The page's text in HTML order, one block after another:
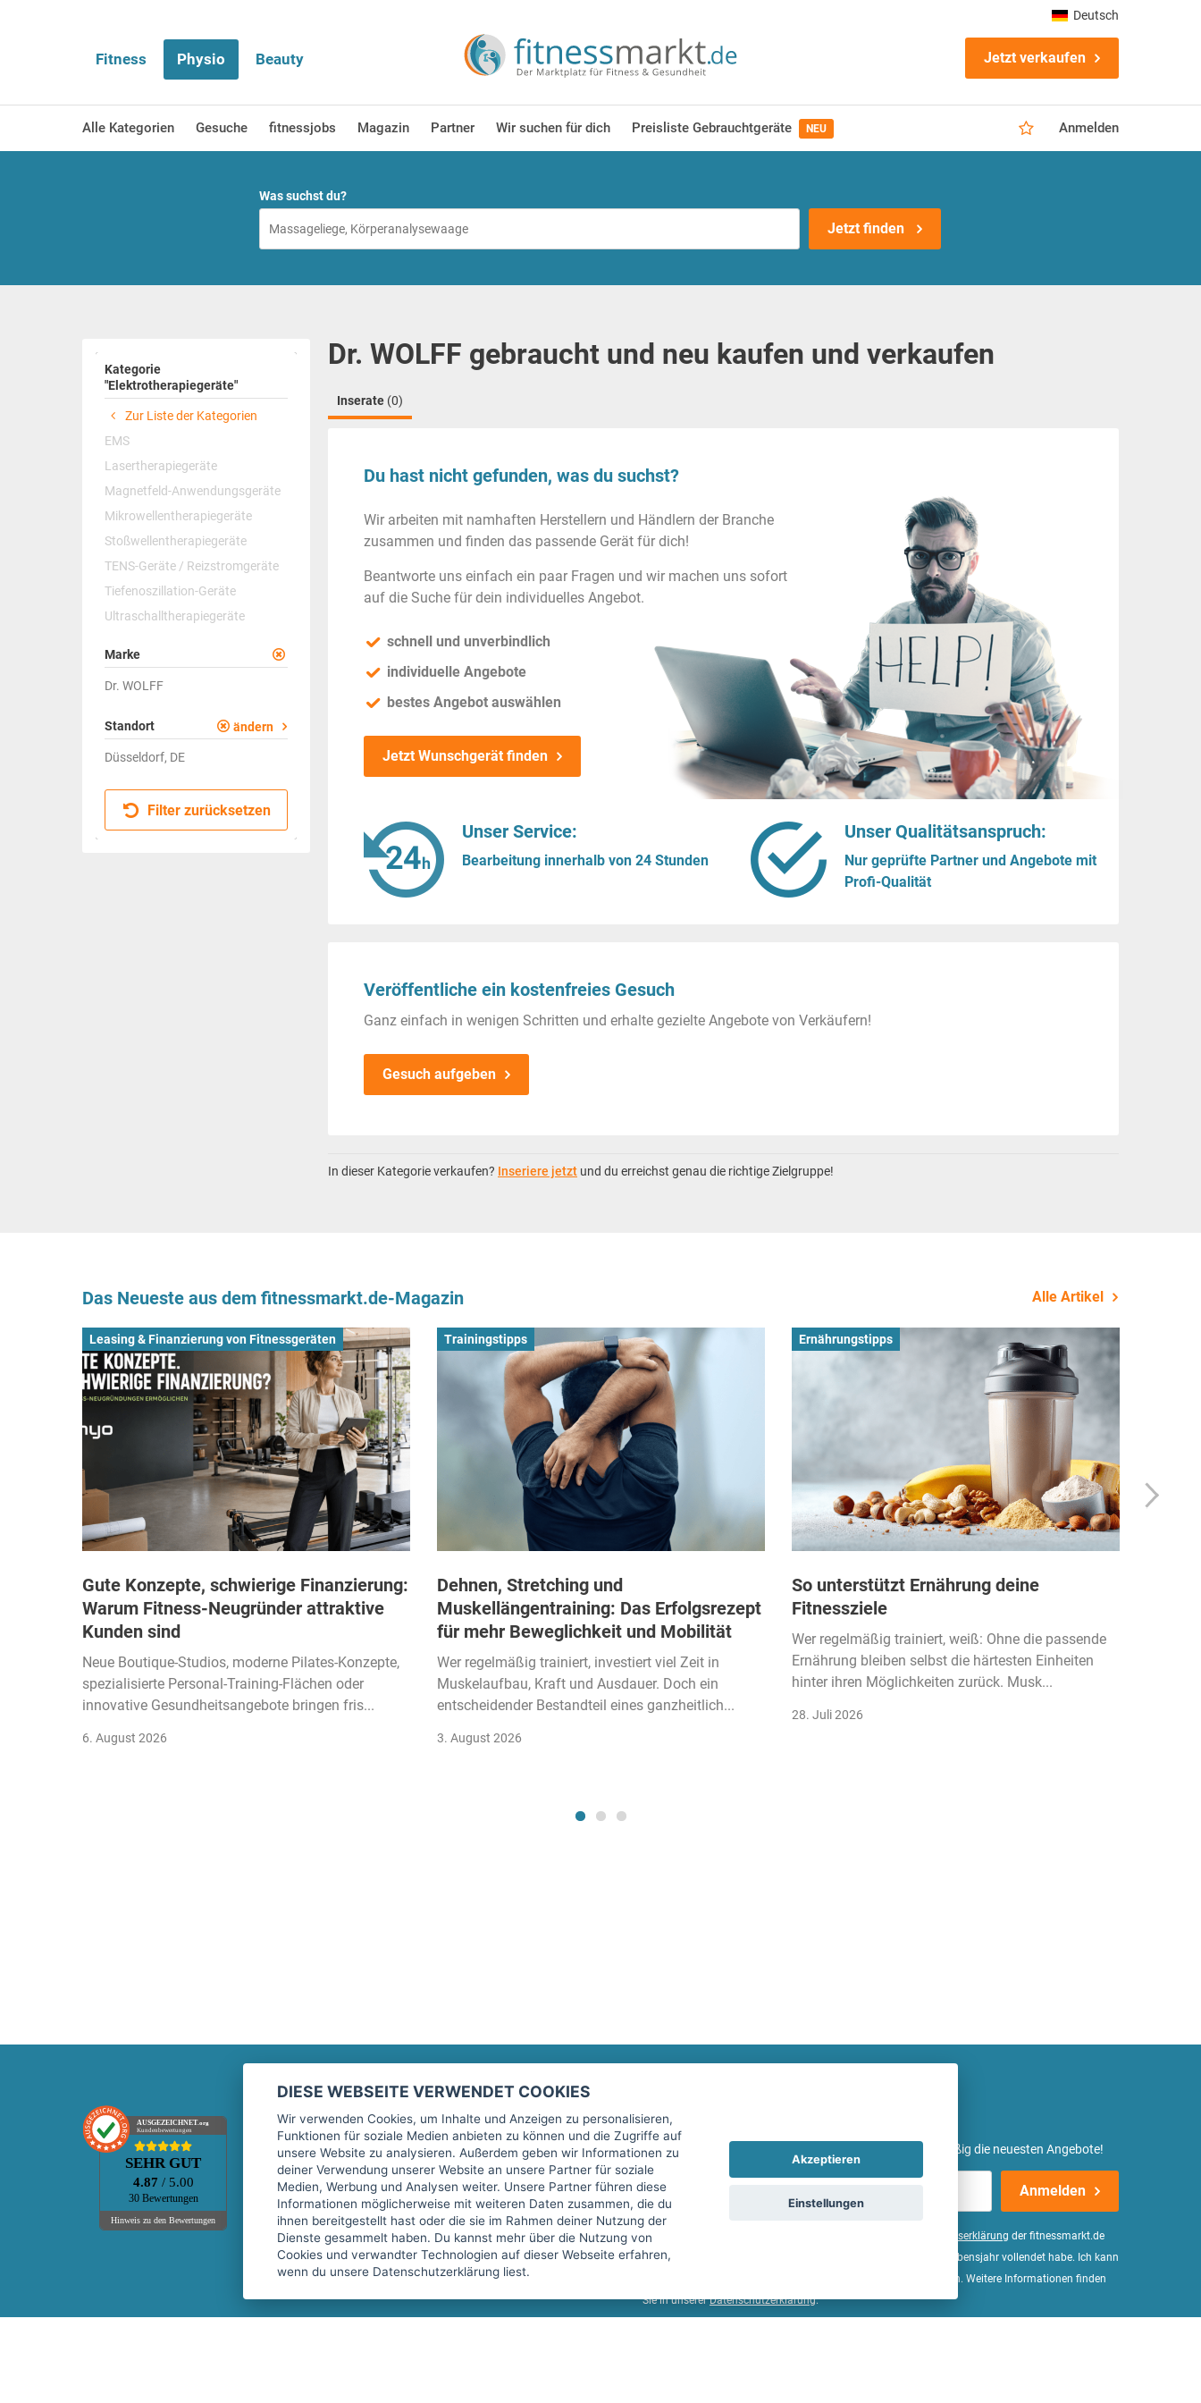
Fitness Physio Beauty Jetzt verkaufen
Alle Kategorien Gesuche fitnessjobs Magazin Partner Wir suchen für dich Preisliste Gebrauchtgeräte NEU Anmelden
Deutsch
Was suchst du?
Jetzt finden
Kategorie
"Elektrotherapiegeräte"
Zur Liste der Kategorien
EMS
Lasertherapiegeräte
Magnetfeld-Anwendungsgeräte
Mikrowellentherapiegeräte
Stoßwellentherapiegeräte
TENS-Geräte / Reizstromgeräte
Tiefenoszillation-Geräte
Ultraschalltherapiegeräte
Marke
Dr. WOLFF
Standort ändern
Düsseldorf, DE
Filter zurücksetzen
Dr. WOLFF gebraucht und neu kaufen und verkaufen
Inserate (0)
Du hast nicht gefunden, was du suchst?
Wir arbeiten mit namhaften Herstellern und Händlern der Branche
zusammen und finden das passende Gerät für dich!
Beantworte uns einfach ein paar Fragen und wir machen uns sofort
auf die Suche für dein individuelles Angebot.
schnell und unverbindlich
individuelle Angebote
bestes Angebot auswählen
Jetzt Wunschgerät finden
Unser Service:
Bearbeitung innerhalb von 24 Stunden
Unser Qualitätsanspruch:
Nur geprüfte Partner und Angebote mit
Profi-Qualität
Veröffentliche ein kostenfreies Gesuch
Ganz einfach in wenigen Schritten und erhalte gezielte Angebote von Verkäufern!
Gesuch aufgeben
In dieser Kategorie verkaufen? Inseriere jetzt und du erreichst genau die richtige Zielgruppe!
Das Neueste aus dem fitnessmarkt.de-Magazin Alle Artikel
Leasing & Finanzierung von Fitnessgeräten
Gute Konzepte, schwierige Finanzierung:
Warum Fitness-Neugründer attraktive
Kunden sind
Neue Boutique-Studios, moderne Pilates-Konzepte,
spezialisierte Personal-Training-Flächen oder
innovative Gesundheitsangebote bringen fris...
6. August 2026
Trainingstipps
Dehnen, Stretching und
Muskellängentraining: Das Erfolgsrezept
für mehr Beweglichkeit und Mobilität
Wer regelmäßig trainiert, investiert viel Zeit in
Muskelaufbau, Kraft und Ausdauer. Doch ein
entscheidender Bestandteil eines ganzheitlich...
3. August 2026
Ernährungstipps
So unterstützt Ernährung deine
Fitnessziele
Wer regelmäßig trainiert, weiß: Ohne die passende
Ernährung bleiben selbst die härtesten Einheiten
hinter ihren Möglichkeiten zurück. Musk...
28. Juli 2026
AUSGEZEICHNET.org
Kundenbewertungen
SEHR GUT
4.87 / 5.00
30 Bewertungen
Hinweis zu den Bewertungen
Marktplatz
Kontakt
Preise Marktplatz
FAQ Marktplatz
Über uns
Werbebuchungen
Rechtliches
Impressum
AGB
Datenschutz
Sicherheit
Top-Inserat kündigen
fitnessmarkt.de Newsletter
Trage dich hier für unseren Newsletter ein und erhalte regelmäßig die neuesten Angebote!
Anmelden
Ich stimme der Verarbeitung meiner Daten, wie in der Einwilligungserklärung der fitnessmarkt.de
services GmbH beschrieben, zu und bestätige, dass ich das 16. Lebensjahr vollendet habe. Ich kann
diese Einwilligung jederzeit mit Wirkung für die Zukunft widerrufen. Weitere Informationen finden
Sie in unsererDatenschutzerklärung.
DIESE WEBSEITE VERWENDET COOKIES
Wir verwenden Cookies, um Inhalte und Anzeigen zu personalisieren,
Funktionen für soziale Medien anbieten zu können und die Zugriffe auf
unsere Website zu analysieren. Außerdem geben wir Informationen zu
deiner Verwendung unserer Website an unsere Partner für soziale
Medien, Werbung und Analysen weiter. Unsere Partner führen diese
Informationen möglicherweise mit weiteren Daten zusammen, die du
ihnen bereitgestellt hast oder die sie im Rahmen deiner Nutzung der
Dienste gesammelt haben. Du kannst mehr über die Nutzung von
Cookies und verwandter Technologien auf dieser Webseite erfahren,
wenn du unsere Datenschutzerklärung liest.
Akzeptieren
Einstellungen